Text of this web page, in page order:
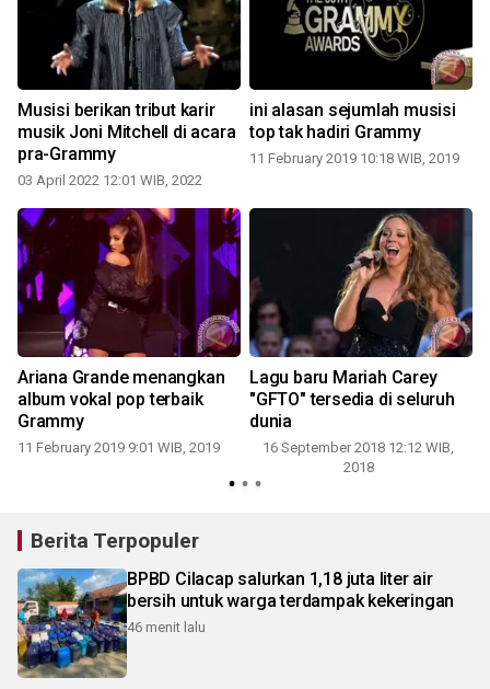
Musisi berikan tribut karir
musik Joni Mitchell di acara
pra-Grammy
03 April 2022 12:01 WIB, 2022
ini alasan sejumlah musisi
top tak hadiri Grammy
11 February 2019 10:18 WIB, 2019
Ariana Grande menangkan
album vokal pop terbaik
Grammy
11 February 2019 9:01 WIB, 2019
Lagu baru Mariah Carey
"GFTO" tersedia di seluruh
dunia
16 September 2018 12:12 WIB,
2018
Berita Terpopuler
BPBD Cilacap salurkan 1,18 juta liter air
bersih untuk warga terdampak kekeringan
46 menit lalu